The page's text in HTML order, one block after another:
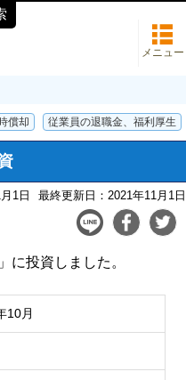
メニュー
償却 従業員の退職金、福利厚生
1日 最終更新日：2021年11月1日
に投資しました。
10月